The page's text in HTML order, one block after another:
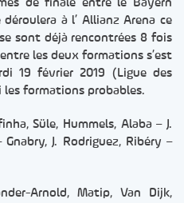
de finale entre le Bayern
à l’ Allianz Arena ce
sont déjà rencontrées 8 fois
les deux formations s’est
19 février 2019 (Ligue des
les formations probables.
Süle, Hummels, Alaba – J.
J. Rodriguez, Ribéry –
Arnold, Matip, Van Dijk,